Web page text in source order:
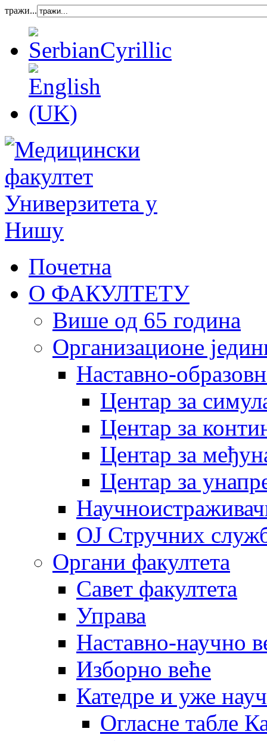
тражи...
Почетна
О ФАКУЛТЕТУ
Више од 65 година
Организационе
Наставно-
Центар за
Центар за
Центар за
Центар за
OJ Стручних
Органи факултета
Савет факултета
Управа
Наставно-научно
Изборно веће
Катедре и уже
Огласне табле